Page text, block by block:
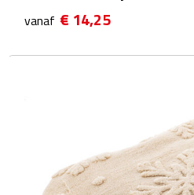
Plastic bekers
Opvouwbare drinkfles
vanaf € 14,25